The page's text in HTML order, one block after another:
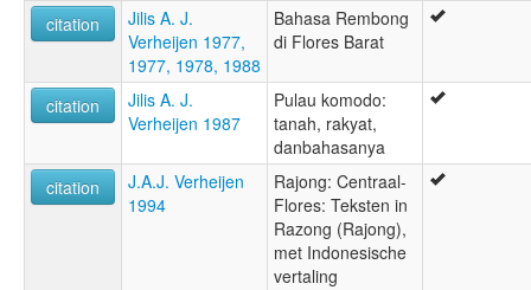
citation
Jilis A. J.
Verheijen 1977,
1977, 1978, 1988
Bahasa Rembong
di Flores Barat
citation
Jilis A. J.
Verheijen 1987
Pulau komodo:
tanah, rakyat,
danbahasanya
citation
J.A.J. Verheijen
1994
Rajong: Centraal-
Flores: Teksten in
Razong (Rajong),
met Indonesische
vertaling